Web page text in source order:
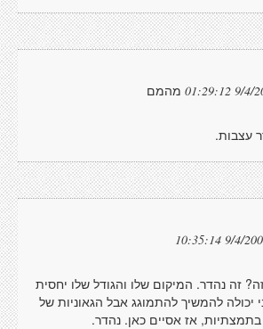
9/4/2006 מהמם
עצבות.
9/4/2006
זה נהדר. המיקום שלו והגודל שלו יחסית
יכולה להמשיך להתמוגג אבל הגאוניות של
אז אסיים כאן. נהדר.